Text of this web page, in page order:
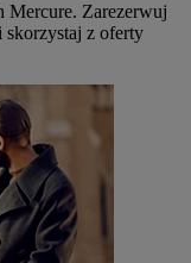
Mercure. Zarezerwuj
skorzystaj z oferty